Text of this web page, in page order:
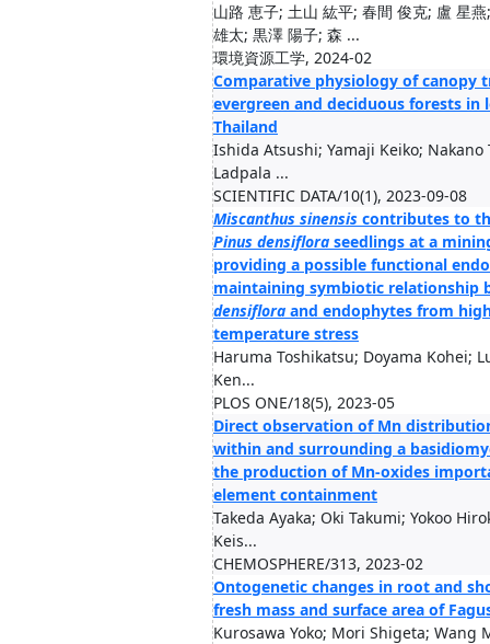
山路 恵子; 土山 紘平; 春間 俊克; 盧 星
雄太; 黒澤 陽子; 森 ...
環境資源工学, 2024-02
Comparative physiology of canopy
evergreen and deciduous forests in
Thailand
Ishida Atsushi; Yamaji Keiko; Nakano
Ladpala ...
SCIENTIFIC DATA/10(1), 2023-09-08
Miscanthus sinensis contributes to
Pinus densiflora seedlings at a
providing a possible functional
maintaining symbiotic relationship
densiflora and endophytes from
temperature stress
Haruma Toshikatsu; Doyama Kohei;
Ken...
PLOS ONE/18(5), 2023-05
Direct observation of Mn
within and surrounding a
the production of Mn-oxides
element containment
Takeda Ayaka; Oki Takumi; Yokoo
Keis...
CHEMOSPHERE/313, 2023-02
Ontogenetic changes in root and
fresh mass and surface area of
Kurosawa Yoko; Mori Shigeta; Wang